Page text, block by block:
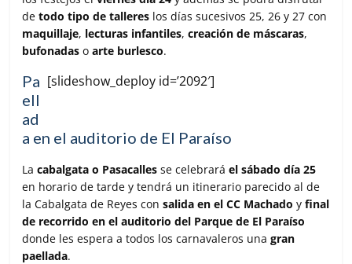
detodo tipo de talleres los días sucesivos 25, 26 y 27 con
maquillaje, lecturas infantiles,creación de máscaras,
bufonadas oarte burlesco.
[slideshow_deploy id=’2092′]
Pa
ell
ad
a en el auditorio de El Paraíso
Lacabalgata o Pasacalles se celebraráel sábado día 25
en horario de tarde y tendrá un itinerario parecido al de
la Cabalgata de Reyes consalida en el CC Machado yfinal
de recorrido en el auditorio del Parque de El Paraíso
donde les espera a todos los carnavaleros unagran
paellada.